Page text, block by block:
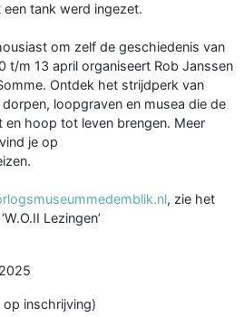
tank werd ingezet.
om zelf de geschiedenis van
t/m 13 april organiseert Rob Janssen
Ontdek het strijdperk van
loopgraven en musea die de
en hoop tot leven brengen. Meer
je op
, zie het
Lezingen’
op inschrijving)